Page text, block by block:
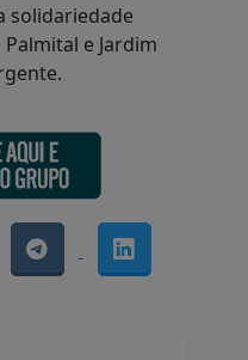
solidariedade
e Jardim